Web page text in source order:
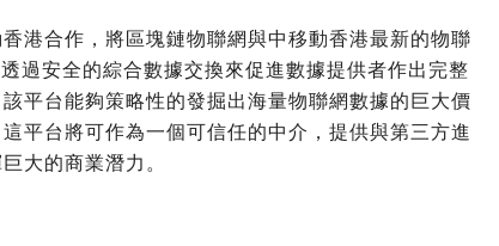
港合作，將區塊鏈物聯網與中移動香港最新的物聯
過安全的綜合數據交換來促進數據提供者作出完整
平台能夠策略性的發掘出海量物聯網數據的巨大價
平台將可作為一個可信任的中介，提供與第三方進
大的商業潛力。